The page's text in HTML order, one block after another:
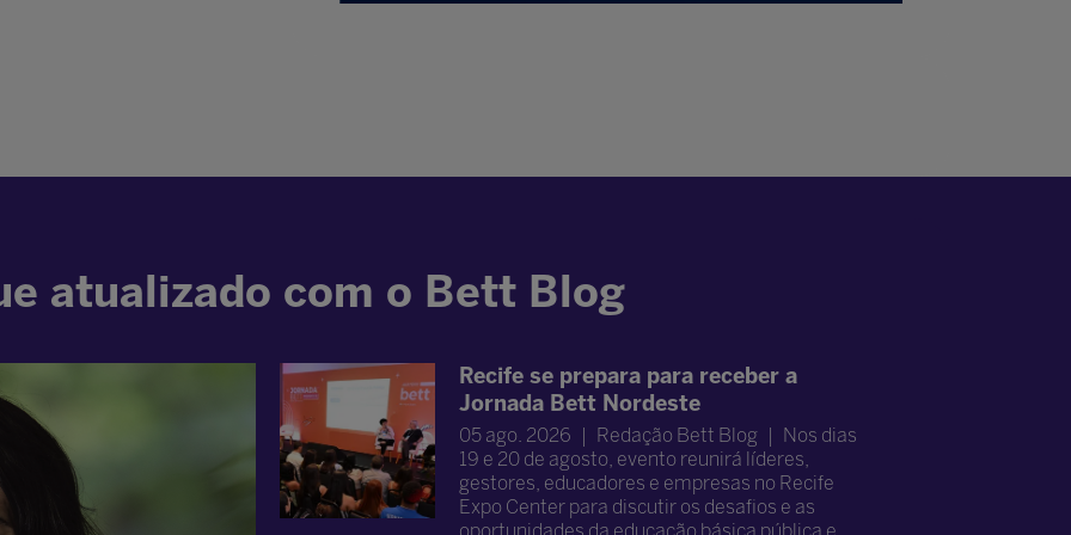
atualizado com o Bett Blog
Recife se prepara para receber a
Jornada Bett Nordeste
05 ago. 2026 Redação Bett Blog
Nos dias
19 e 20 de agosto, evento reunirá líderes,
gestores, educadores e empresas no Recife
Expo Center para discutir os desafios e as